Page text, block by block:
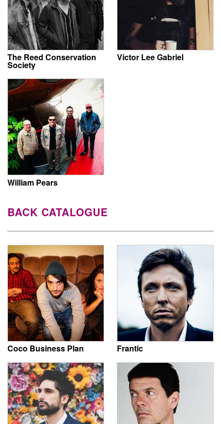
The Reed Conservation
Society
Victor Lee Gabriel
William Pears
BACK CATALOGUE
Coco Business Plan Frantic